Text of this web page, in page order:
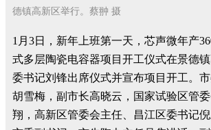
德镇高新区举行。蔡翀 摄
1月3日，新年上班第一天，芯声微年产
式多层陶瓷电容器项目开工仪式在景德
委书记刘锋出席仪式并宣布项目开工。
胡雪梅，副市长高晓云，国家试验区管
翔，高新区管委会主任、昌江区委书记倪